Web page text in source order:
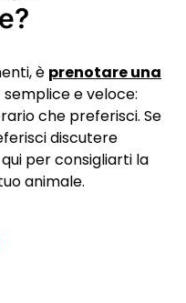
è prenotare una
semplice e veloce:
che preferisci. Se
discutere
per consigliarti la
animale.